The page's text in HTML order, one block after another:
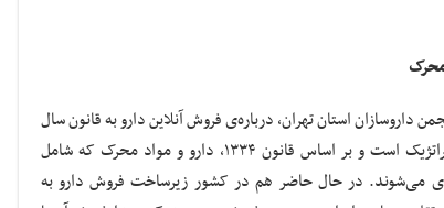
استان تهران، درباره‌ی فروش آنلاین دارو به قانون سال
۱۳۳۴ اشاره کرد و گفت: «دارو یک کالای استراتژیک است و بر اساس قانون ۱۳۳۴، دارو و مواد محرک که شامل
می‌شوند. در حال حاضر هم در کشور زیرساخت فروش دارو به